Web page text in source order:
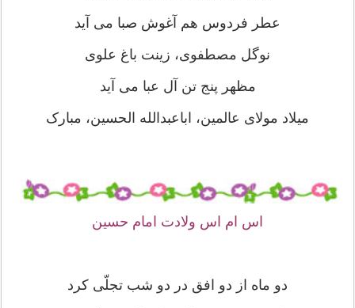
عطر فردوس هم آغوش صبا می آید
نوگل مصطفوی، زینت باغ علوی
مظهر پنج تن آل عبا می آید
میلاد مولای عالمین، اباعبدالله الحسین، مبارک
اس ام اس ولادت امام حسین
دو ماه از دو افق در دو شب تجلّی کرد